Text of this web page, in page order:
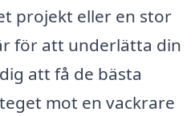
projekt eller en stor
för att underlätta din
att få de bästa
mot en vackrare